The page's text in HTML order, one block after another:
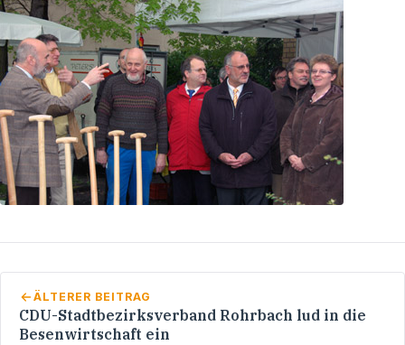
ÄLTERER BEITRAG
CDU-Stadtbezirksverband Rohrbach lud in die
Besenwirtschaft ein